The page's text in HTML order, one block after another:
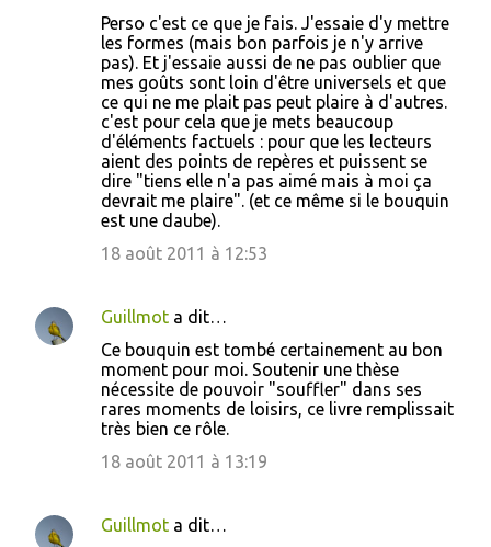
Perso c'est ce que je fais. J'essaie d'y mettre
les formes (mais bon parfois je n'y arrive
pas). Et j'essaie aussi de ne pas oublier que
mes goûts sont loin d'être universels et que
ce qui ne me plait pas peut plaire à d'autres.
c'est pour cela que je mets beaucoup
d'éléments factuels : pour que les lecteurs
aient des points de repères et puissent se
dire "tiens elle n'a pas aimé mais à moi ça
devrait me plaire". (et ce même si le bouquin
est une daube).
18 août 2011 à 12:53
Guillmot a dit…
Ce bouquin est tombé certainement au bon
moment pour moi. Soutenir une thèse
nécessite de pouvoir "souffler" dans ses
rares moments de loisirs, ce livre remplissait
très bien ce rôle.
18 août 2011 à 13:19
Guillmot a dit…